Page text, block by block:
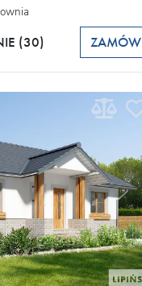
(30) ZAMÓW